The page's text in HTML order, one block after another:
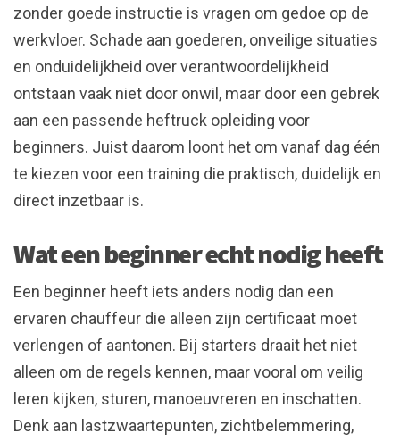
zonder goede instructie is vragen om gedoe op de
werkvloer. Schade aan goederen, onveilige situaties
en onduidelijkheid over verantwoordelijkheid
ontstaan vaak niet door onwil, maar door een gebrek
aan een passende heftruck opleiding voor
beginners. Juist daarom loont het om vanaf dag één
te kiezen voor een training die praktisch, duidelijk en
direct inzetbaar is.
Wat een beginner echt nodig heeft
Een beginner heeft iets anders nodig dan een
ervaren chauffeur die alleen zijn certificaat moet
verlengen of aantonen. Bij starters draait het niet
alleen om de regels kennen, maar vooral om veilig
leren kijken, sturen, manoeuvreren en inschatten.
Denk aan lastzwaartepunten, zichtbelemmering,